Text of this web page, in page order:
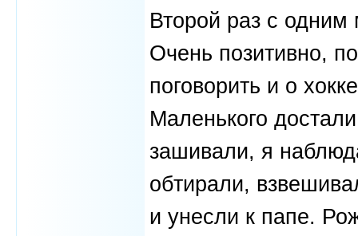
Второй раз с
Очень позитивно,
поговорить и о
Маленького
зашивали, я
обтирали,
и унесли к папе.